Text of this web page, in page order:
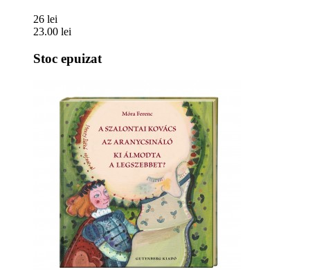
26 lei
23.00 lei
Stoc epuizat